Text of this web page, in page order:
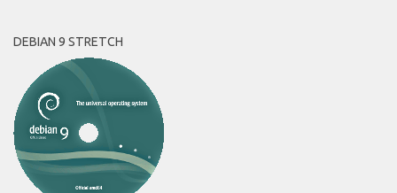
DEBIAN 9 STRETCH